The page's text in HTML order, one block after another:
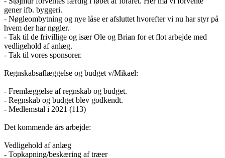
gener ifb. byggeri.
- Nøgleombytning og nye låse er afsluttet hvorefter vi nu har styr på
hvem der har nøgler.
- Tak til de frivillige og især Ole og Brian for et flot arbejde med
vedligehold af anlæg.
- Tak til vores sponsorer.
Regnskabsaflæggelse og budget v/Mikael:
- Fremlæggelse af regnskab og budget.
- Regnskab og budget blev godkendt.
- Medlemstal i 2021 (113)
Det kommende års arbejde:
Vedligehold af anlæg
- Topkapning/beskæring af træer